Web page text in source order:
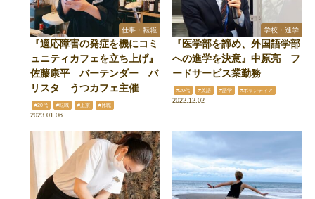
仕事・転職
『適応障害の発症を機にコミ
ュニティカフェを立ち上げ』
佐藤康平 バーテンダー バ
リスタ うつカフェ主催
#20代 #転職 #上京 #休職
2023.01.06
学校・進学
『医学部を諦め、外国語学部
への進学を決意』中原亮 フ
ードサービス業勤務
#20代 #英語 #語学 #ボランティア
2022.12.02